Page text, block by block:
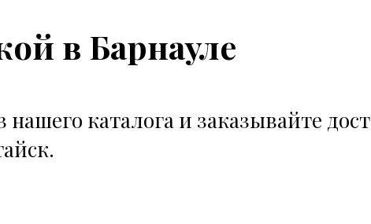
в Барнауле
каталога и заказывайте